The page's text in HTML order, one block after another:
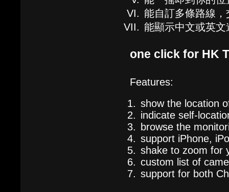
能自訂多條路線
能顯示中文或英文
one click for HK
Features:
show the location
indicate self-
browse the
support iPhone,
shake to zoom for
custom list of
support for both